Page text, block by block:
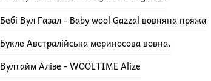
Бебі Вул Газал - Baby wool Gazzal вовняна пряжа
Букле Австралійська мериносова вовна.
Вултайм Алізе - WOOLTIME Alize